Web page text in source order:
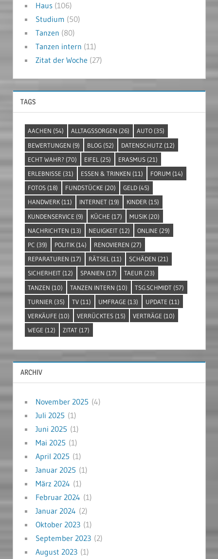
Haus(106)
Studium (50)
Tanzen (80)
Tanzen intern (11)
Zitat der Woche (27)
TAGS
AACHEN (54) ALLTAGSSORGEN (26) AUTO (35)
BEWERTUNGEN (9) BLOG (52) DATENSCHUTZ (12)
ECHT WAHR? (70) EIFEL (25) ERASMUS (21)
ERLEBNISSE (31) ESSEN & TRINKEN (11) FORUM (14)
FOTOS (18) FUNDSTÜCKE (20) GELD (45)
HANDWERK (11) INTERNET (19) KINDER (15)
KUNDENSERVICE (9) KÜCHE (17) MUSIK (20)
NACHRICHTEN (13) NEUIGKEIT (12) ONLINE (29)
PC (39) POLITIK (14) RENOVIEREN (27)
REPARATUREN (17) RÄTSEL (11) SCHÄDEN (21)
SICHERHEIT (12) SPANIEN (17) TAEUR (23)
TANZEN (10) TANZEN INTERN (10) TSG.SCHMIDT (57)
TURNIER (35) TV (11) UMFRAGE (13) UPDATE (11)
VERKÄUFE (10) VERRÜCKTES (15) VERTRÄGE (10)
WEGE (12) ZITAT (17)
ARCHIV
November 2025 (4)
Juli 2025 (1)
Juni 2025 (1)
Mai 2025 (1)
April 2025 (1)
Januar 2025 (1)
März 2024 (1)
Februar 2024 (1)
Januar 2024 (2)
Oktober 2023(1)
September 2023(2)
August 2023(1)